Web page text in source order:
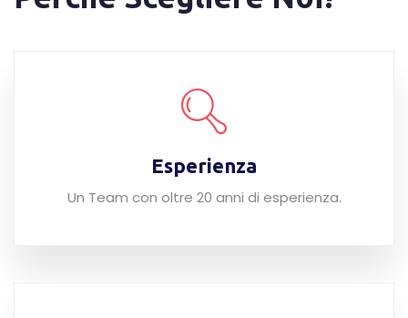
Esperienza
Un Team con oltre 20 anni di esperienza.